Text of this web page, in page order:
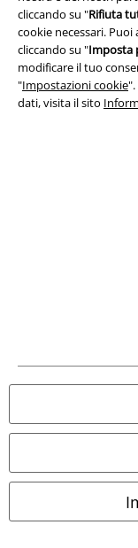
cliccando su "Rifiuta
cookie necessari.
cliccando su "Imposta
modificare il tuo
"Impostazioni cookie
dati, visita il sito